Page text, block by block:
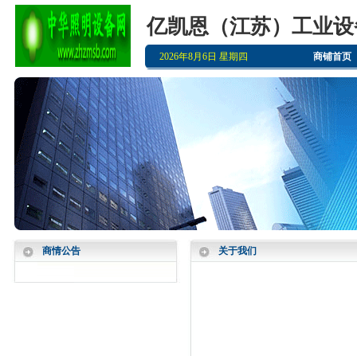
亿凯恩（江苏）工业
2026年8月6日 星期四 商铺首页
商情公告 关于我们